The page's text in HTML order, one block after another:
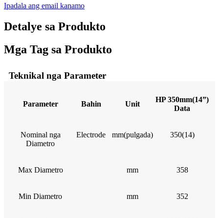
Ipadala ang email kanamo
Detalye sa Produkto
Mga Tag sa Produkto
Teknikal nga Parameter
Parameter Bahin Unit
HP 350mm(14”)
Data
Nominal nga
Diametro
Electrode mm(pulgada) 350(14)
Max Diametro mm 358
Min Diametro mm 352